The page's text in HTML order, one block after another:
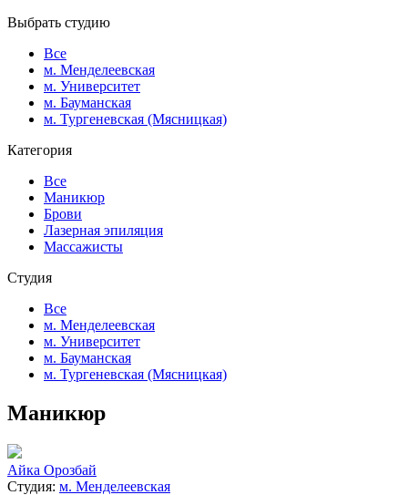
Выбрать студию
Все
м. Менделеевская
м. Университет
м. Бауманская
м. Тургеневская (Мясницкая)
Категория
Все
Маникюр
Брови
Лазерная эпиляция
Массажисты
Студия
Все
м. Менделеевская
м. Университет
м. Бауманская
м. Тургеневская (Мясницкая)
Маникюр
Aйка Орозбай
Студия: м. Менделеевская